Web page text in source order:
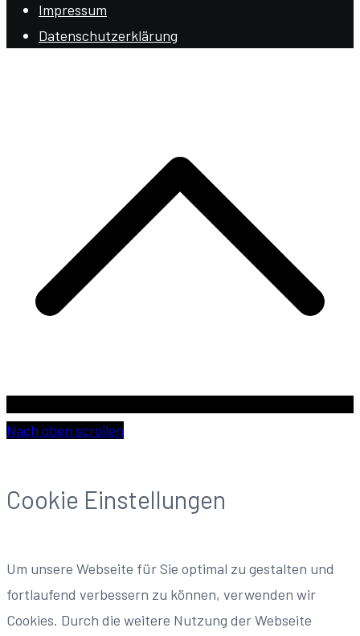
Impressum
Datenschutzerklärung
Nach oben scrollen
Cookie Einstellungen
Um unsere Webseite für Sie optimal zu gestalten und
fortlaufend verbessern zu können, verwenden wir
Cookies. Durch die weitere Nutzung der Webseite